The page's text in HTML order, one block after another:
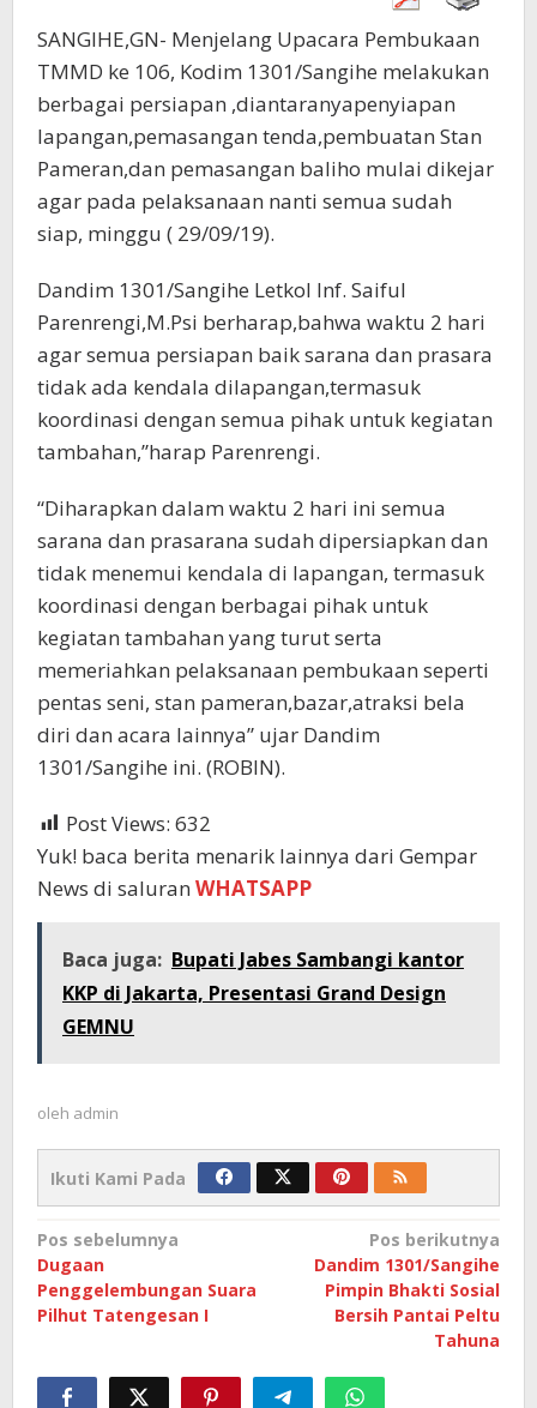
SANGIHE,GN- Menjelang Upacara Pembukaan
TMMD ke 106, Kodim 1301/Sangihe melakukan
berbagai persiapan ,diantaranyapenyiapan
lapangan,pemasangan tenda,pembuatan Stan
Pameran,dan pemasangan baliho mulai dikejar
agar pada pelaksanaan nanti semua sudah
siap, minggu ( 29/09/19).
Dandim 1301/Sangihe Letkol Inf. Saiful
Parenrengi,M.Psi berharap,bahwa waktu 2 hari
agar semua persiapan baik sarana dan prasara
tidak ada kendala dilapangan,termasuk
koordinasi dengan semua pihak untuk kegiatan
tambahan,”harap Parenrengi.
“Diharapkan dalam waktu 2 hari ini semua
sarana dan prasarana sudah dipersiapkan dan
tidak menemui kendala di lapangan, termasuk
koordinasi dengan berbagai pihak untuk
kegiatan tambahan yang turut serta
memeriahkan pelaksanaan pembukaan seperti
pentas seni, stan pameran,bazar,atraksi bela
diri dan acara lainnya” ujar Dandim
1301/Sangihe ini. (ROBIN).
Post Views: 632
Yuk! baca berita menarik lainnya dari Gempar
News di saluran WHATSAPP
Baca juga: Bupati Jabes Sambangi kantor
KKP di Jakarta, Presentasi Grand Design
GEMNU
oleh admin
Ikuti Kami Pada
Navigasi
pos
Pos sebelumnya
Dugaan
Penggelembungan Suara
Pilhut Tatengesan I
Pos berikutnya
Dandim 1301/Sangihe
Pimpin Bhakti Sosial
Bersih Pantai Peltu
Tahuna